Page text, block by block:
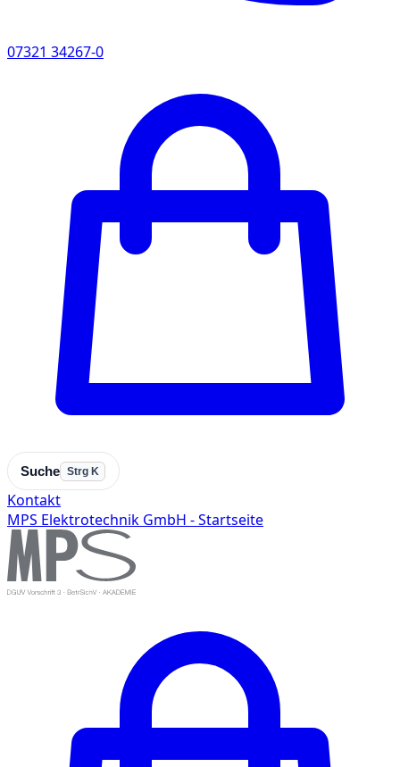
07321 34267-0
Suche Strg K
Kontakt
MPS Elektrotechnik GmbH - Startseite